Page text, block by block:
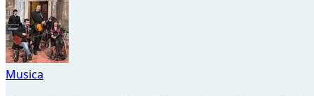
Musica